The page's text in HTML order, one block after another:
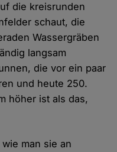
die kreisrunden
schaut, die
Wassergräben
langsam
die vor ein paar
und heute 250.
höher ist als das,
man sie an